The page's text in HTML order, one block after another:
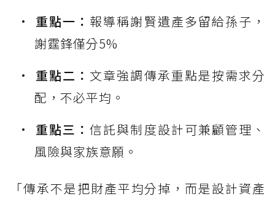
重點一： 報導稱謝賢遺產多留給孫子，
謝霆鋒僅分5%
重點二： 文章強調傳承重點是按需求分
配，不必平均。
重點三：信託與制度設計可兼顧管理、
風險與家族意願。
「傳承不是把財產平均分掉，而是設計資產